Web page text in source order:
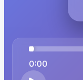
0:00